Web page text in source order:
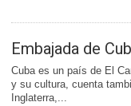
Embajada de
Cuba es un país de El
y su cultura, cuenta
Inglaterra,...